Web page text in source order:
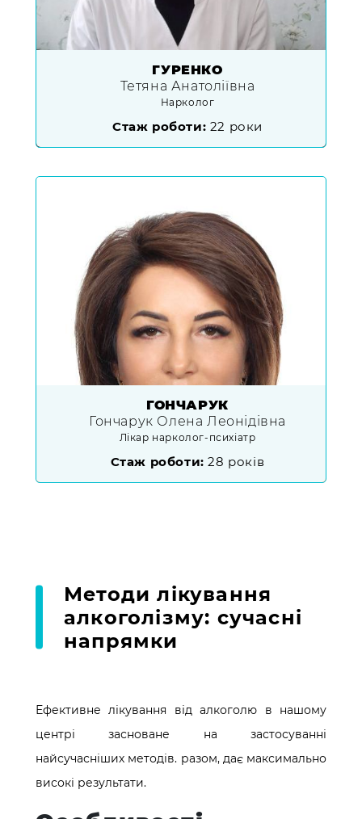
ГУРЕНКО
Тетяна Анатоліївна
Нарколог
Стаж роботи: 22 роки
ГОНЧАРУК
Гончарук Олена Леонідівна
Лікар нарколог-психіатр
Стаж роботи: 28 років
Методи лікування
алкоголізму: сучасні
напрямки
Ефективне лікування від алкоголю в нашому
центрі засноване на застосуванні
найсучасніших методів. разом, дає максимально
високі результати.